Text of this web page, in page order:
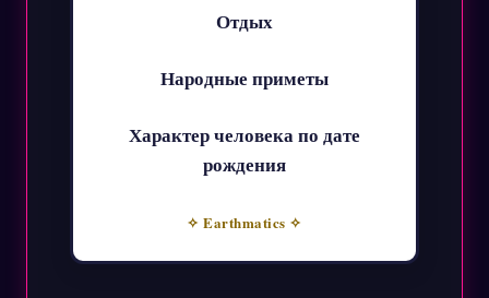
Отдых
Народные приметы
Характер человека по дате
рождения
✧ Earthmatics ✧